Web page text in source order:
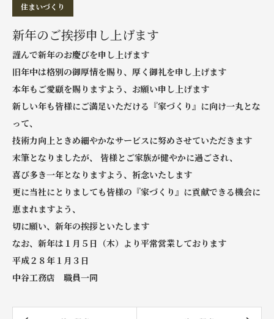
住まいづくり
新年のご挨拶申し上げます
謹んで新年のお慶びを申し上げます
旧年中は格別の御厚情を賜り、厚く御礼を申し上げます
本年もご愛顧を賜りますよう、お願い申し上げます
新しい年も皆様にご満足いただける『家づくり』に向け一丸とな
って、
技術力向上ときめ細やかなサービスに努めさせていただきます
末筆となりましたが、 皆様とご家族が健やかに過ごされ、
喜び多き一年となりますよう、祈念いたします
更に当社にとりましても皆様の『家づくり』に貢献できる機会に
恵まれますよう、
切に願い、新年の挨拶といたします
なお、新年は１月５日（木）より平常営業しております
平成２８年１月３日
中谷工務店 職員一同